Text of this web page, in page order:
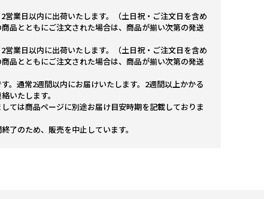
営業日以内に出荷いたします。（土日祝・ご注文日を含め
品とともにご注文された場合は、商品が揃い次第の発送
営業日以内に出荷いたします。（土日祝・ご注文日を含め
品とともにご注文された場合は、商品が揃い次第の発送
。通常2週間以内にお届けいたします。2週間以上かかる
いたします。
ては商品ページに別途お届け目安時期を記載しておりま
了のため、販売を中止しています。